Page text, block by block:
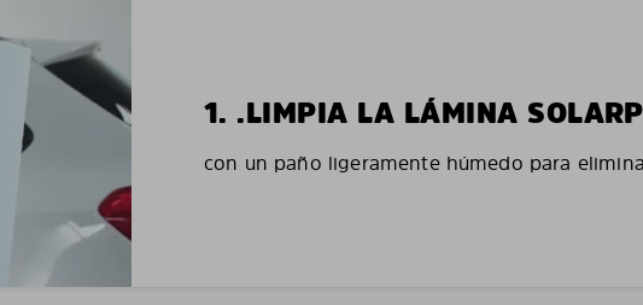
1. .LIMPIA LA LÁMINA
con un paño ligeramente húmedo para